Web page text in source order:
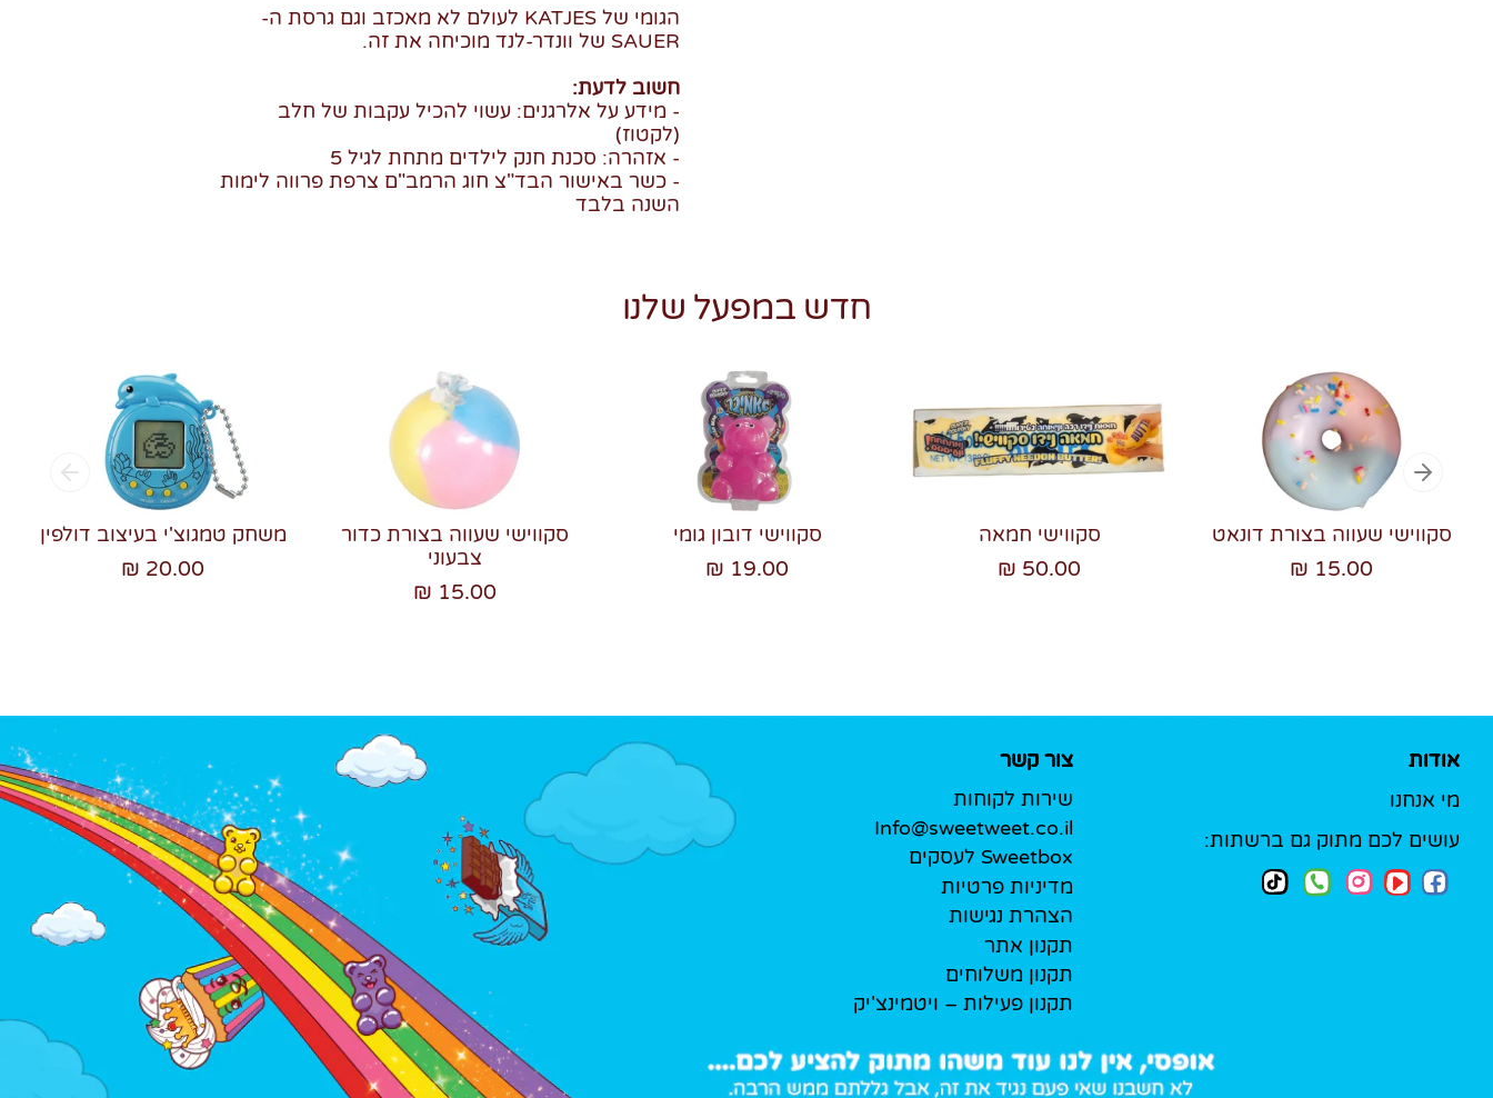
הגומי של KATJES לעולם לא מאכזב וגם גרסת ה-
SAUER של וונדר-לנד מוכיחה את זה.
חשוב לדעת:
- מידע על אלרגנים: עשוי להכיל עקבות של חלב
(לקטוז)
- אזהרה: סכנת חנק לילדים מתחת לגיל 5
- כשר באישור הבד"צ חוג הרמב"ם צרפת פרווה לימות
השנה בלבד
חדש במפעל שלנו
משחק טמגוצ'י בעיצוב דולפין
20.00 ₪
סקווישי שעווה בצורת כדור
צבעוני
15.00 ₪
סקווישי דובון גומי
19.00 ₪
סקווישי חמאה
50.00 ₪
סקווישי שעווה בצורת דונאט
15.00 ₪
אודות
מי אנחנו
עושים לכם מתוק גם ברשתות:
צור קשר
שירות לקוחות
Info@sweetweet.co.il
Sweetbox לעסקים
מדיניות פרטיות
הצהרת נגישות
תקנון אתר
תקנון משלוחים
תקנון פעילות – ויטמינצ'יק